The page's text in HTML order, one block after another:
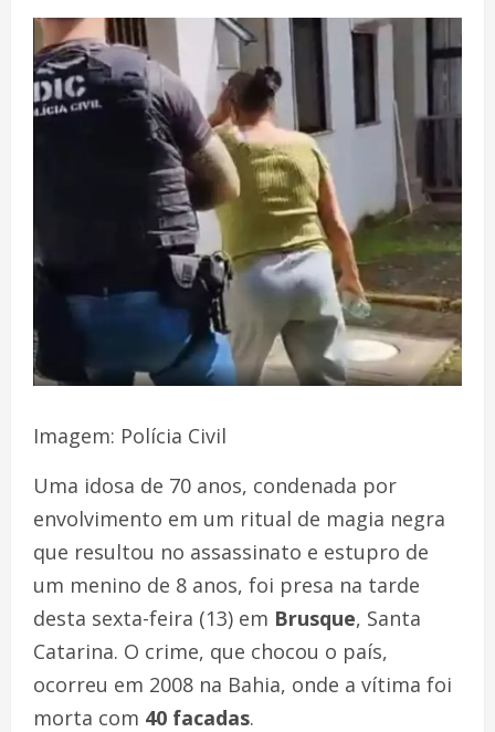
Imagem: Polícia Civil
Uma idosa de 70 anos, condenada por
envolvimento em um ritual de magia negra
que resultou no assassinato e estupro de
um menino de 8 anos, foi presa na tarde
desta sexta-feira (13) em Brusque, Santa
Catarina. O crime, que chocou o país,
ocorreu em 2008 na Bahia, onde a vítima foi
morta com 40 facadas.